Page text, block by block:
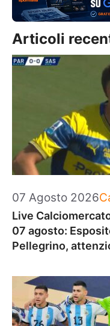
Articoli
07 Agosto 2026
Live
07 agosto:
Pellegrino,